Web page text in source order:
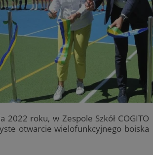
2022 roku, w Zespole Szkół COGITO
otwarcie wielofunkcyjnego boiska